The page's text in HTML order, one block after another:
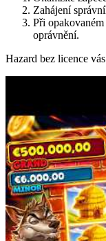
Zahájení
Při
oprávnění.
Hazard bez licence